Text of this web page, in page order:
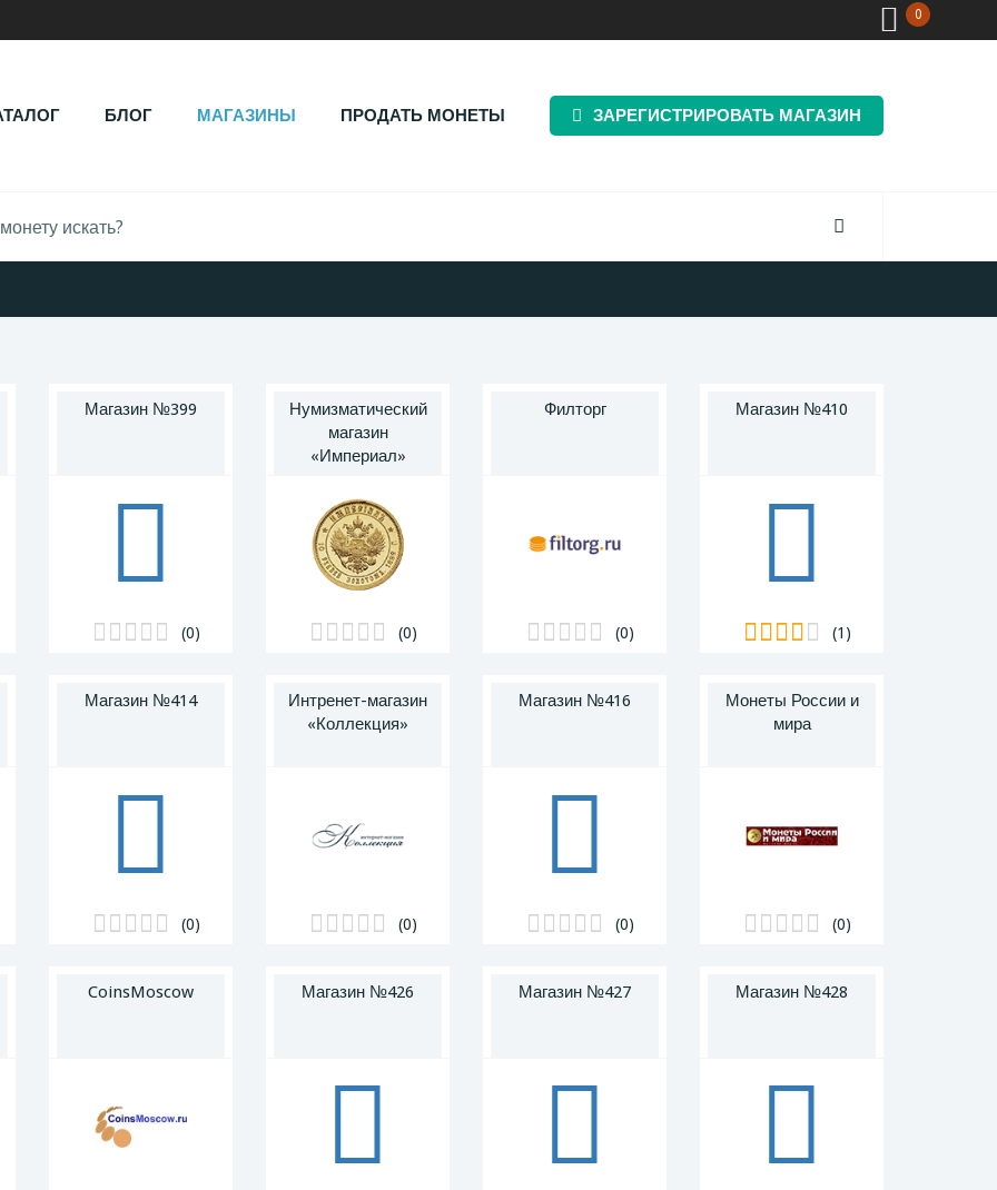
БЛОГ МАГАЗИНЫ ПРОДАТЬ МОНЕТЫ ЗАРЕГИСТРИРОВАТЬ МАГАЗИН
Магазин №399
(0)
Нумизматический
магазин
«Империал»
(0)
Филторг
(0)
Магазин №410
(1)
Магазин №414
(0)
Интренет-магазин
«Коллекция»
(0)
Магазин №416
(0)
Монеты России и
мира
(0)
CoinsMoscow Магазин №426 Магазин №427 Магазин №428
0